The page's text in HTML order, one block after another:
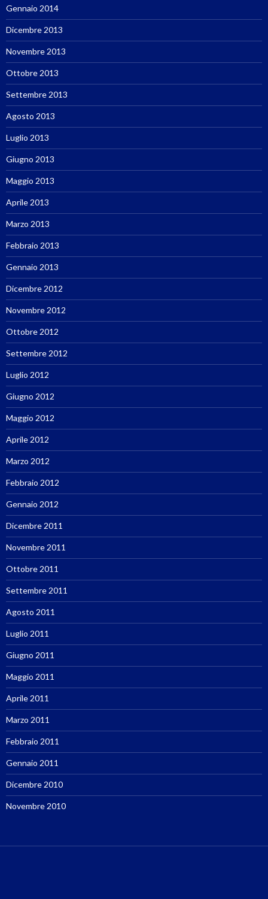
Gennaio 2014
Dicembre 2013
Novembre 2013
Ottobre 2013
Settembre 2013
Agosto 2013
Luglio 2013
Giugno 2013
Maggio 2013
Aprile 2013
Marzo 2013
Febbraio 2013
Gennaio 2013
Dicembre 2012
Novembre 2012
Ottobre 2012
Settembre 2012
Luglio 2012
Giugno 2012
Maggio 2012
Aprile 2012
Marzo 2012
Febbraio 2012
Gennaio 2012
Dicembre 2011
Novembre 2011
Ottobre 2011
Settembre 2011
Agosto 2011
Luglio 2011
Giugno 2011
Maggio 2011
Aprile 2011
Marzo 2011
Febbraio 2011
Gennaio 2011
Dicembre 2010
Novembre 2010